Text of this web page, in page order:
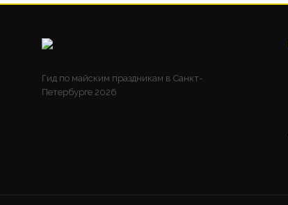
Гид по майским праздникам в Санкт-
Петербурге 2026